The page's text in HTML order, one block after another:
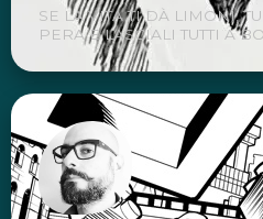
SE LA VITA TI DÀ LIMONI,
PERA E LASCIALI TUTTI A